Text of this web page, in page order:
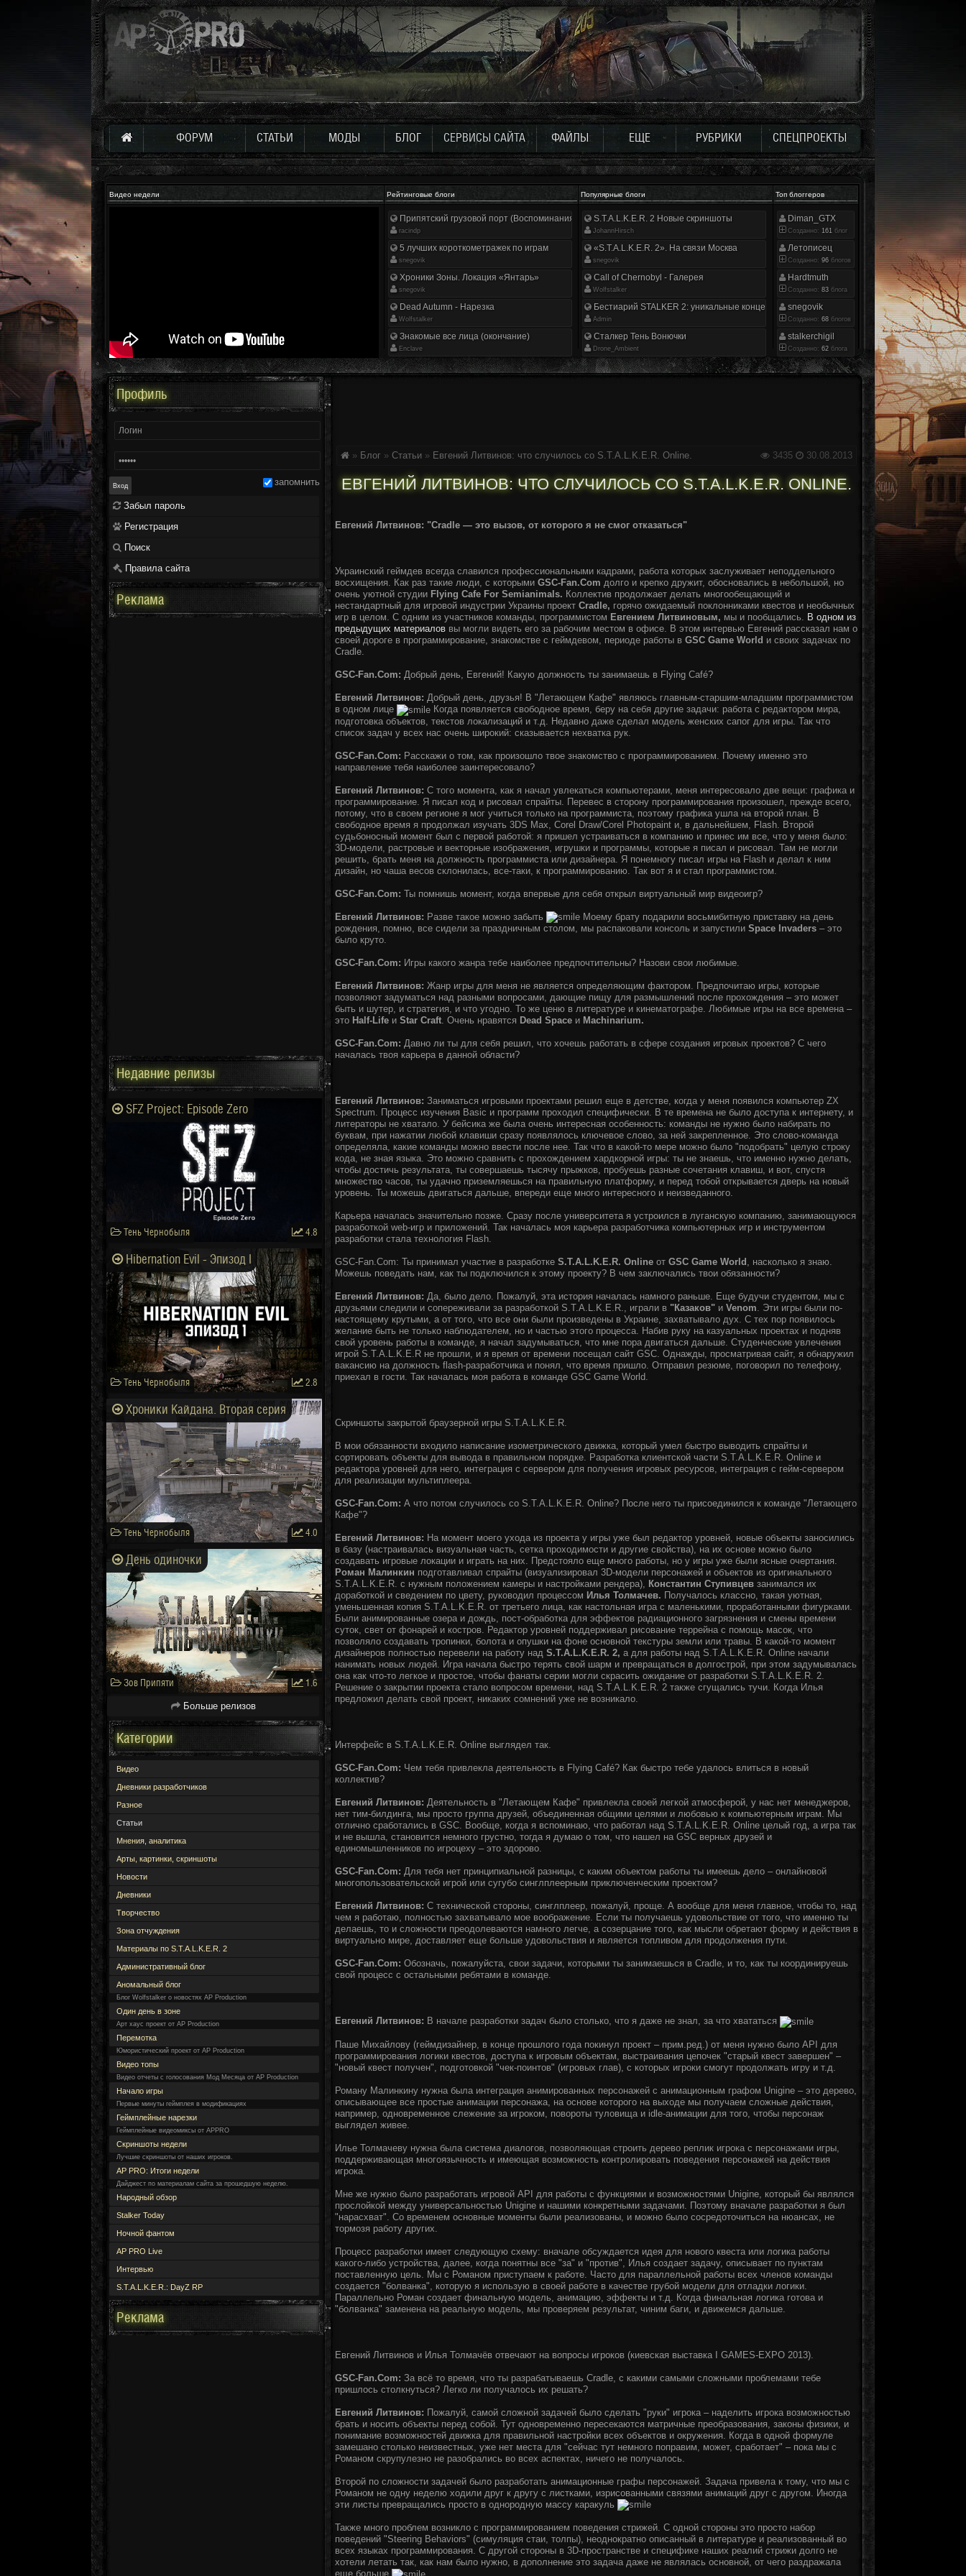
ФОРУМ СТАТЬИ МОДЫ БЛОГ СЕРВИСЫ САЙТА ФАЙЛЫ ЕЩЕ РУБРИКИ СПЕЦПРОЕКТЫ
Видео недели Рейтинговые блоги Популярные блоги Топ блоггеров
Припятский грузовой порт (Воспоминания ликвидатора)
racindp
5 лучших короткометражек по играм
snegovik
Хроники Зоны. Локация «Янтарь»
snegovik
Dead Autumn - Нарезка
Wolfstalker
Знакомые все лица (окончание)
Enclave
S.T.A.L.K.E.R. 2 Новые скриншоты
JohannHirsch
«S.T.A.L.K.E.R. 2». На связи Москва
snegovik
Call of Chernobyl - Галерея
Wolfstalker
Бестиарий STALKER 2: уникальные концепт-арты
Аdmin
Сталкер Тень Вонючки
Drone_Ambient
Diman_GTX
Созданно: 161 блог
Летописец
Созданно: 96 блогов
Hardtmuth
Созданно: 83 блога
snegovik
Созданно: 68 блогов
stalkerchigil
Созданно: 62 блога
3435 30.08.2013
» Блог » Статьи » Евгений Литвинов: что случилось со S.T.A.L.K.E.R. Online.
ЕВГЕНИЙ ЛИТВИНОВ: ЧТО СЛУЧИЛОСЬ СО S.T.A.L.K.E.R. ONLINE.
Евгений Литвинов: "Cradle — это вызов, от которого я не смог отказаться"
Украинский геймдев всегда славился профессиональными кадрами, работа которых заслуживает неподдельного
восхищения. Как раз такие люди, с которыми GSC-Fan.Com долго и крепко дружит, обосновались в небольшой, но
очень уютной студии Flying Cafe For Semianimals. Коллектив продолжает делать многообещающий и
нестандартный для игровой индустрии Украины проект Cradle, горячо ожидаемый поклонниками квестов и необычных
игр в целом. С одним из участников команды, программистом Евгением Литвиновым, мы и пообщались. В одном из
предыдущих материалов вы могли видеть его за рабочим местом в офисе. В этом интервью Евгений рассказал нам о
своей дороге в программирование, знакомстве с геймдевом, периоде работы в GSC Game World и своих задачах по
Cradle.
GSC-Fan.Com: Добрый день, Евгений! Какую должность ты занимаешь в Flying Café?
Евгений Литвинов: Добрый день, друзья! В "Летающем Кафе" являюсь главным-старшим-младшим программистом
в одном лице
Когда появляется свободное время, беру на себя другие задачи: работа с редактором мира,
подготовка объектов, текстов локализаций и т.д. Недавно даже сделал модель женских сапог для игры. Так что
список задач у всех нас очень широкий: сказывается нехватка рук.
GSC-Fan.Com: Расскажи о том, как произошло твое знакомство с программированием. Почему именно это
направление тебя наиболее заинтересовало?
Евгений Литвинов: С того момента, как я начал увлекаться компьютерами, меня интересовало две вещи: графика и
программирование. Я писал код и рисовал спрайты. Перевес в сторону программирования произошел, прежде всего,
потому, что в своем регионе я мог учиться только на программиста, поэтому графика ушла на второй план. В
свободное время я продолжал изучать 3DS Max, Corel Draw/Corel Photopaint и, в дальнейшем, Flash. Второй
судьбоносный момент был с первой работой: я пришел устраиваться в компанию и принес им все, что у меня было:
3D-модели, растровые и векторные изображения, игрушки и программы, которые я писал и рисовал. Там не могли
решить, брать меня на должность программиста или дизайнера. Я понемногу писал игры на Flash и делал к ним
дизайн, но чаша весов склонилась, все-таки, к программированию. Так вот я и стал программистом.
GSC-Fan.Com: Ты помнишь момент, когда впервые для себя открыл виртуальный мир видеоигр?
Евгений Литвинов: Разве такое можно забыть
Моему брату подарили восьмибитную приставку на день
рождения, помню, все сидели за праздничным столом, мы распаковали консоль и запустили Space Invaders – это
было круто.
GSC-Fan.Com: Игры какого жанра тебе наиболее предпочтительны? Назови свои любимые.
Евгений Литвинов: Жанр игры для меня не является определяющим фактором. Предпочитаю игры, которые
позволяют задуматься над разными вопросами, дающие пищу для размышлений после прохождения – это может
быть и шутер, и стратегия, и что угодно. То же ценю в литературе и кинематографе. Любимые игры на все времена –
это Half-Life и Star Craft. Очень нравятся Dead Space и Machinarium.
GSC-Fan.Com: Давно ли ты для себя решил, что хочешь работать в сфере создания игровых проектов? С чего
началась твоя карьера в данной области?
Евгений Литвинов: Заниматься игровыми проектами решил еще в детстве, когда у меня появился компьютер ZX
Spectrum. Процесс изучения Basic и программ проходил специфически. В те времена не было доступа к интернету, и
литераторы не хватало. У бейсика же была очень интересная особенность: команды не нужно было набирать по
буквам, при нажатии любой клавиши сразу появлялось ключевое слово, за ней закрепленное. Это слово-команда
определяла, какие команды можно ввести после нее. Так что в какой-то мере можно было "подобрать" целую строку
кода, не зная языка. Это можно сравнить с прохождением хардкорной игры: ты не знаешь, что именно нужно делать,
чтобы достичь результата, ты совершаешь тысячу прыжков, пробуешь разные сочетания клавиш, и вот, спустя
множество часов, ты удачно приземляешься на правильную платформу, и перед тобой открывается дверь на новый
уровень. Ты можешь двигаться дальше, впереди еще много интересного и неизведанного.
Карьера началась значительно позже. Сразу после университета я устроился в луганскую компанию, занимающуюся
разработкой web-игр и приложений. Так началась моя карьера разработчика компьютерных игр и инструментом
разработки стала технология Flash.
GSC-Fan.Com: Ты принимал участие в разработке S.T.A.L.K.E.R. Online от GSC Game World , насколько я знаю.
Можешь поведать нам, как ты подключился к этому проекту? В чем заключались твои обязанности?
Евгений Литвинов: Да, было дело. Пожалуй, эта история началась намного раньше. Еще будучи студентом, мы с
друзьями следили и сопереживали за разработкой S.T.A.L.K.E.R., играли в "Казаков" и Venom. Эти игры были по-
настоящему крутыми, а от того, что все они были произведены в Украине, захватывало дух. С тех пор появилось
желание быть не только наблюдателем, но и частью этого процесса. Набив руку на казуальных проектах и подняв
свой уровень работы в команде, я начал задумываться, что мне пора двигаться дальше. Студенческие увлечения
игрой S.T.A.L.K.E.R не прошли, и я время от времени посещал сайт GSC. Однажды, просматривая сайт, я обнаружил
вакансию на должность flash-разработчика и понял, что время пришло. Отправил резюме, поговорил по телефону,
приехал в гости. Так началась моя работа в команде GSC Game World.
Скриншоты закрытой браузерной игры S.T.A.L.K.E.R.
В мои обязанности входило написание изометрического движка, который умел быстро выводить спрайты и
сортировать объекты для вывода в правильном порядке. Разработка клиентской части S.T.A.L.K.E.R. Online и
редактора уровней для него, интеграция с сервером для получения игровых ресурсов, интеграция с гейм-сервером
для реализации мультиплеера.
GSC-Fan.Com: А что потом случилось со S.T.A.L.K.E.R. Online? После него ты присоединился к команде "Летающего
Кафе"?
Евгений Литвинов: На момент моего ухода из проекта у игры уже был редактор уровней, новые объекты заносились
в базу (настраивалась визуальная часть, сетка проходимости и другие свойства), на их основе можно было
создавать игровые локации и играть на них. Предстояло еще много работы, но у игры уже были ясные очертания.
Роман Малинкин подготавливал спрайты (визуализировал 3D-модели персонажей и объектов из оригинального
S.T.A.L.K.E.R. с нужным положением камеры и настройками рендера), Константин Ступивцев занимался их
доработкой и сведением по цвету, руководил процессом Илья Толмачев. Получалось классно, такая уютная,
уменьшенная копия S.T.A.L.K.E.R. от третьего лица, как настольная игра с маленькими, проработанными фигурками.
Были анимированные озера и дождь, пост-обработка для эффектов радиационного загрязнения и смены времени
суток, свет от фонарей и костров. Редактор уровней поддерживал рисование террейна с помощь масок, что
позволяло создавать тропинки, болота и опушки на фоне основной текстуры земли или травы. В какой-то момент
дизайнеров полностью перевели на работу над S.T.A.L.K.E.R. 2, а для работы над S.T.A.L.K.E.R. Online начали
нанимать новых людей. Игра начала быстро терять свой шарм и превращаться в долгострой, при этом задумывалась
она как что-то легкое и простое, чтобы фанаты серии могли скрасить ожидание от разработки S.T.A.L.K.E.R. 2.
Решение о закрытии проекта стало вопросом времени, над S.T.A.L.K.E.R. 2 также сгущались тучи. Когда Илья
предложил делать свой проект, никаких сомнений уже не возникало.
Интерфейс в S.T.A.L.K.E.R. Online выглядел так.
GSC-Fan.Com: Чем тебя привлекла деятельность в Flying Café? Как быстро тебе удалось влиться в новый
коллектив?
Евгений Литвинов: Деятельность в "Летающем Кафе" привлекла своей легкой атмосферой, у нас нет менеджеров,
нет тим-билдинга, мы просто группа друзей, объединенная общими целями и любовью к компьютерным играм. Мы
отлично сработались в GSC. Вообще, когда я вспоминаю, что работал над S.T.A.L.K.E.R. Online целый год, а игра так
и не вышла, становится немного грустно, тогда я думаю о том, что нашел на GSC верных друзей и
единомышленников по игроцеху – это здорово.
GSC-Fan.Com: Для тебя нет принципиальной разницы, с каким объектом работы ты имеешь дело – онлайновой
многопользовательской игрой или сугубо синглплеерным приключенческим проектом?
Евгений Литвинов: С технической стороны, синглплеер, пожалуй, проще. А вообще для меня главное, чтобы то, над
чем я работаю, полностью захватывало мое воображение. Если ты получаешь удовольствие от того, что именно ты
делаешь, то и сложности преодолеваются намного легче, а созерцание того, как мысли обретают форму и действия в
виртуально мире, доставляет еще больше удовольствия и является топливом для продолжения пути.
GSC-Fan.Com: Обозначь, пожалуйста, свои задачи, которыми ты занимаешься в Cradle, и то, как ты координируешь
свой процесс с остальными ребятами в команде.
Евгений Литвинов: В начале разработки задач было столько, что я даже не знал, за что хвататься
Паше Михайлову (геймдизайнер, в конце прошлого года покинул проект – прим.ред.) от меня нужно было API для
программирования логики квестов, доступа к игровым объектам, выстраивания цепочек "старый квест завершен" –
"новый квест получен", подготовкой "чек-поинтов" (игровых глав), с которых игроки смогут продолжать игру и т.д.
Роману Малинкину нужна была интеграция анимированных персонажей с анимационным графом Unigine – это дерево,
описывающее все простые анимации персонажа, на основе которого на выходе мы получаем сложные действия,
например, одновременное слежение за игроком, повороты туловища и idle-анимации для того, чтобы персонаж
выглядел живее.
Илье Толмачеву нужна была система диалогов, позволяющая строить дерево реплик игрока с персонажами игры,
поддерживающая многоязычность и имеющая возможность контролировать поведения персонажей на действия
игрока.
Мне же нужно было разработать игровой API для работы с функциями и возможностями Unigine, который бы являлся
прослойкой между универсальностью Unigine и нашими конкретными задачами. Поэтому вначале разработки я был
"нарасхват". Со временем основные моменты были реализованы, и можно было сосредоточиться на нюансах, не
тормозя работу других.
Процесс разработки имеет следующую схему: вначале обсуждается идея для нового квеста или логика работы
какого-либо устройства, далее, когда понятны все "за" и "против", Илья создает задачу, описывает по пунктам
поставленную цель. Мы с Романом приступаем к работе. Часто для параллельной работы всех членов команды
создается "болванка", которую я использую в своей работе в качестве грубой модели для отладки логики.
Параллельно Роман создает финальную модель, анимацию, эффекты и т.д. Когда финальная логика готова и
"болванка" заменена на реальную модель, мы проверяем результат, чиним баги, и движемся дальше.
Евгений Литвинов и Илья Толмачёв отвечают на вопросы игроков (киевская выставка I GAMES-EXPO 2013).
GSC-Fan.Com: За всё то время, что ты разрабатываешь Cradle, с какими самыми сложными проблемами тебе
пришлось столкнуться? Легко ли получалось их решать?
Евгений Литвинов: Пожалуй, самой сложной задачей было сделать "руки" игрока – наделить игрока возможностью
брать и носить объекты перед собой. Тут одновременно пересекаются матричные преобразования, законы физики, и
понимание возможностей движка для правильной настройки всех объектов и окружения. Когда в одной формуле
замешано столько неизвестных, уже нет места для "сейчас тут немного поправим, может, сработает" – пока мы с
Романом скрупулезно не разобрались во всех аспектах, ничего не получалось.
Второй по сложности задачей было разработать анимационные графы персонажей. Задача привела к тому, что мы с
Романом не одну неделю ходили друг к другу с листками, изрисованными связями анимаций друг с другом. Иногда
эти листы превращались просто в однородную массу каракуль
Также много проблем возникло с программированием поведения стрижей. С одной стороны это просто набор
поведений "Steering Behaviors" (симуляция стаи, толпы), неоднократно описанный в литературе и реализованный во
всех языках программирования. С другой стороны в 3D-пространстве и специфике наших реалий стрижи долго не
хотели летать так, как нам было нужно, в дополнение это задача даже не являлась основной, от чего раздражала
еще больше
Профиль
запомнить
Забыл пароль
Регистрация
Поиск
Правила сайта
Реклама
Недавние релизы
SFZ Project: Episode Zero
Тень Чернобыля 4.8
Hibernation Evil - Эпизод I
Тень Чернобыля 2.8
Хроники Кайдана. Вторая серия
Тень Чернобыля 4.0
День одиночки
Зов Припяти 1.6
Больше релизов
Категории
Видео
Дневники разработчиков
Разное
Статьи
Мнения, аналитика
Арты, картинки, скриншоты
Новости
Дневники
Творчество
Зона отчуждения
Материалы по S.T.A.L.K.E.R. 2
Административный блог
Аномальный блог
Блог Wolfstalker о новостях AP Production
Один день в зоне
Арт хаус проект от AP Production
Перемотка
Юмористический проект от AP Production
Видео топы
Видео отчеты с голосования Мод Месяца от AP Production
Начало игры
Первые минуты геймплея в модификациях
Геймплейные нарезки
Геймплейные видеомиксы от APPRO
Скриншоты недели
Лучшие скриншоты от наших игроков.
AP PRO: Итоги недели
Дайджест по материалам сайта за прошедшую неделю.
Народный обзор
Stalker Today
Ночной фантом
AP PRO Live
Интервью
S.T.A.L.K.E.R.: DayZ RP
Реклама